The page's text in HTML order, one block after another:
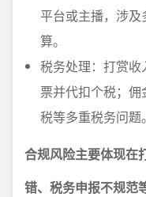
平台或主播，涉
算。
税务处理：打赏
票并代扣个税；
税等多重税务问题。
合规风险主要体现在
错、税务申报不规范